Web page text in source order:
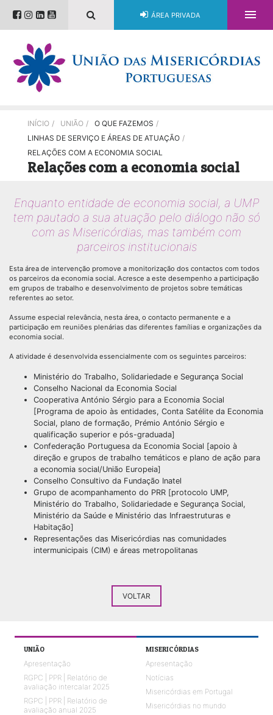
ÁREA PRIVADA 
INÍCIO / UNIÃO / O QUE FAZEMOS /
LINHAS DE SERVIÇO E ÁREAS DE ATUAÇÃO /
RELAÇÕES COM A ECONOMIA SOCIAL
Relações com a economia social
Enquanto entidade de economia social, a UMP
tem pautado a sua atuação pelo diálogo não só
com as Misericórdias, mas também com
parceiros institucionais
Esta área de intervenção promove a monitorização dos contactos com todos
os parceiros da economia social. Acresce a este desempenho a participação
em grupos de trabalho e desenvolvimento de projetos sobre temáticas
referentes ao setor.
Assume especial relevância, nesta área, o contacto permanente e a
participação em reuniões plenárias das diferentes famílias e organizações da
economia social.
A atividade é desenvolvida essencialmente com os seguintes parceiros:
Ministério do Trabalho, Solidariedade e Segurança Social
Conselho Nacional da Economia Social
Cooperativa António Sérgio para a Economia Social
[Programa de apoio às entidades, Conta Satélite da Economia
Social, plano de formação, Prémio António Sérgio e
qualificação superior e pós-graduada]
Confederação Portuguesa da Economia Social [apoio à
direção e grupos de trabalho temáticos e plano de ação para
a economia social/União Europeia]
Conselho Consultivo da Fundação Inatel
Grupo de acompanhamento do PRR [protocolo UMP,
Ministério do Trabalho, Solidariedade e Segurança Social,
Ministério da Saúde e Ministério das Infraestruturas e
Habitação]
Representações das Misericórdias nas comunidades
intermunicipais (CIM) e áreas metropolitanas
VOLTAR
UNIÃO
Apresentação
RGPC | PPR | Relatório de
avaliação intercalar 2025
RGPC | PPR | Relatório de
avaliação anual 2025
MISERICÓRDIAS
Apresentação
Notícias
Misericórdias em Portugal
Misericórdias no mundo